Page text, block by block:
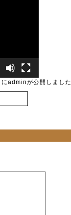
にadminが公開しました